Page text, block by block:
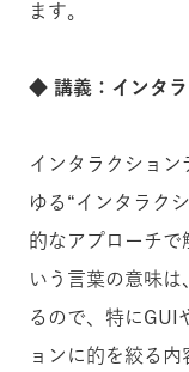
ます。
◆ 講義：インタ
インタラクショ
ゆる“インタラク
的なアプローチで
いう言葉の意味は
るので、特にGUI
ョンに的を絞る内